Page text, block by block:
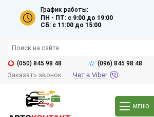
График работы:
ПН - ПТ: с 9:00 до 19:00
СБ: с 11:00 до 15:00
(050) 845 98 48 (096) 845 98 48
Заказать звонок Чат в Viber
МЕНЮ